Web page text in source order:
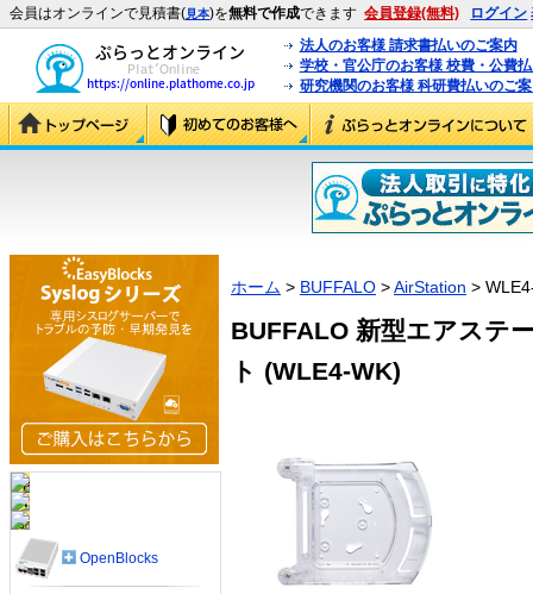
会員はオンラインで見積書(見本)を無料で作成できます 会員登録(無料) ログイン
法人のお客様 請求書払いのご案内
学校・官公庁のお客様 校費・公費
研究機関のお客様 科研費払いのご
ホーム > BUFFALO >AirStation >
BUFFALO 新型エアステ
ト (WLE4-WK)
OpenBlocks